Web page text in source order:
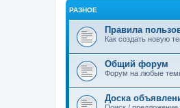
РАЗНОЕ
Правила
Как создать новую
Общий форум
Форум на любые
Доска